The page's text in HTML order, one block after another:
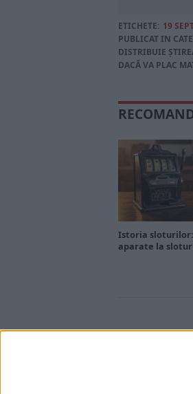
ETICHETE: 19
PUBLICAT IN
DISTRIBUIE
DACĂ VA PLAC
Istoria
aparate la